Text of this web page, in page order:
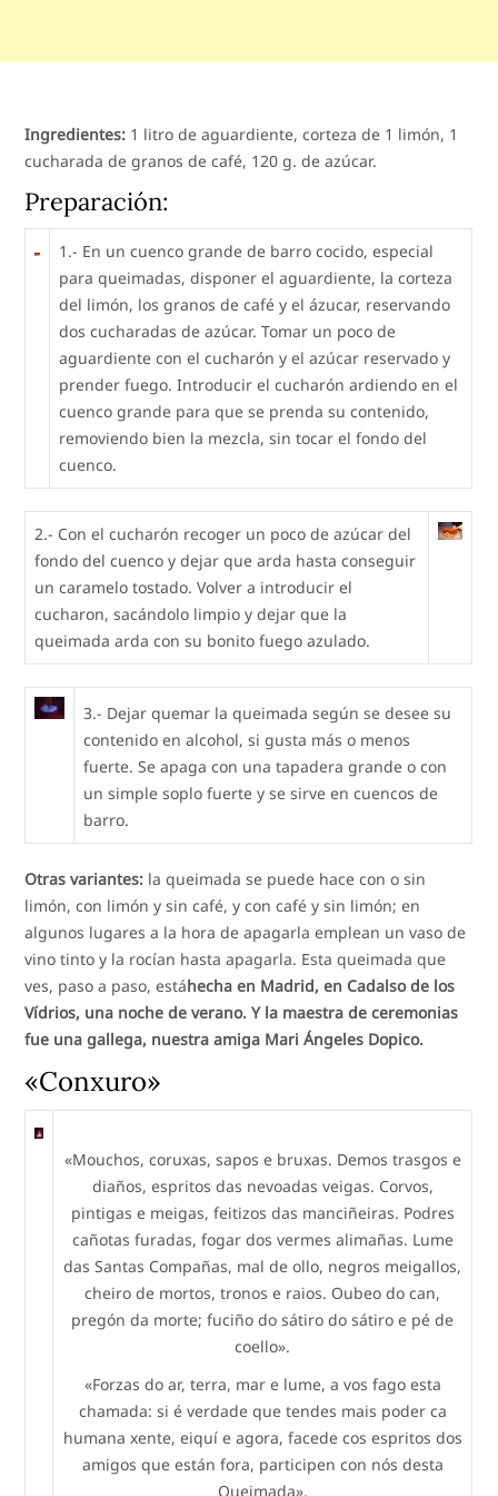
Ingredientes: 1 litro de aguardiente, corteza de 1 limón, 1
cucharada de granos de café, 120 g. de azúcar.
Preparación:
1.- En un cuenco grande de barro cocido, especial
para queimadas, disponer el aguardiente, la corteza
del limón, los granos de café y el ázucar, reservando
dos cucharadas de azúcar. Tomar un poco de
aguardiente con el cucharón y el azúcar reservado y
prender fuego. Introducir el cucharón ardiendo en el
cuenco grande para que se prenda su contenido,
removiendo bien la mezcla, sin tocar el fondo del
cuenco.
2.- Con el cucharón recoger un poco de azúcar del
fondo del cuenco y dejar que arda hasta conseguir
un caramelo tostado. Volver a introducir el
cucharon, sacándolo limpio y dejar que la
queimada arda con su bonito fuego azulado.
3.- Dejar quemar la queimada según se desee su
contenido en alcohol, si gusta más o menos
fuerte. Se apaga con una tapadera grande o con
un simple soplo fuerte y se sirve en cuencos de
barro.
Otras variantes: la queimada se puede hace con o sin
limón, con limón y sin café, y con café y sin limón; en
algunos lugares a la hora de apagarla emplean un vaso de
vino tinto y la rocían hasta apagarla. Esta queimada que
ves, paso a paso, estáhecha en Madrid, en Cadalso de los
Vídrios, una noche de verano. Y la maestra de ceremonias
fue una gallega, nuestra amiga Mari Ángeles Dopico.
«Conxuro»
«Mouchos, coruxas, sapos e bruxas. Demos trasgos e
diaños, espritos das nevoadas veigas. Corvos,
pintigas e meigas, feitizos das manciñeiras. Podres
cañotas furadas, fogar dos vermes alimañas. Lume
das Santas Compañas, mal de ollo, negros meigallos,
cheiro de mortos, tronos e raios. Oubeo do can,
pregón da morte; fuciño do sátiro do sátiro e pé de
coello».
«Forzas do ar, terra, mar e lume, a vos fago esta
chamada: si é verdade que tendes mais poder ca
humana xente, eiquí e agora, facede cos espritos dos
amigos que están fora, participen con nós desta
Queimada».